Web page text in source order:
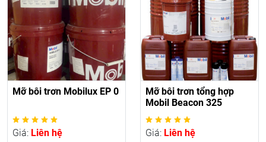
Mỡ bôi trơn Mobilux EP 0
Giá: Liên hệ
Mỡ bôi trơn tổng hợp
Mobil Beacon 325
Giá: Liên hệ